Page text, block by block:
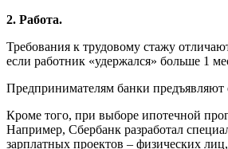
2. Работа.
Требования к трудовому стажу
если работник «удержался» больше 1
Предпринимателям банки
Кроме того, при выборе ипотечной
Например, Сбербанк разработал
зарплатных проектов – физических